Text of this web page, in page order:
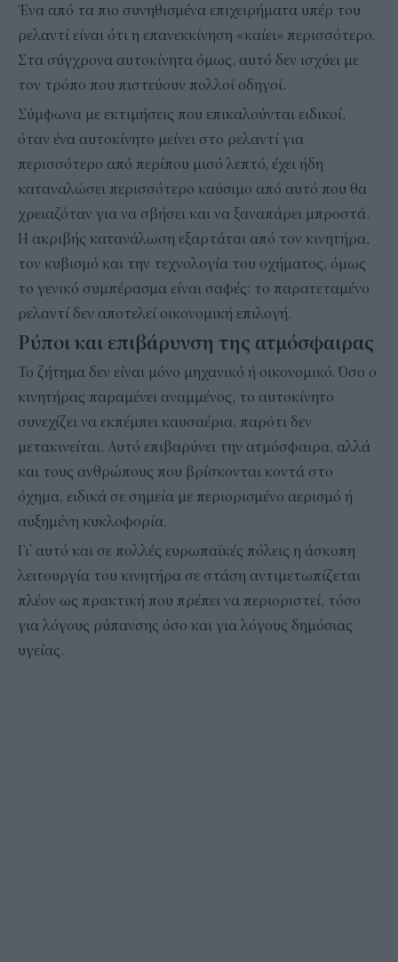
Ένα από τα πιο συνηθισμένα επιχειρήματα υπέρ του
ρελαντί είναι ότι η επανεκκίνηση «καίει» περισσότερο.
Στα σύγχρονα αυτοκίνητα όμως, αυτό δεν ισχύει με
τον τρόπο που πιστεύουν πολλοί οδηγοί.
Σύμφωνα με εκτιμήσεις που επικαλούνται ειδικοί,
όταν ένα αυτοκίνητο μείνει στο ρελαντί για
περισσότερο από περίπου μισό λεπτό, έχει ήδη
καταναλώσει περισσότερο καύσιμο από αυτό που θα
χρειαζόταν για να σβήσει και να ξαναπάρει μπροστά.
Η ακριβής κατανάλωση εξαρτάται από τον κινητήρα,
τον κυβισμό και την τεχνολογία του οχήματος, όμως
το γενικό συμπέρασμα είναι σαφές: το παρατεταμένο
ρελαντί δεν αποτελεί οικονομική επιλογή.
Ρύποι και επιβάρυνση της ατμόσφαιρας
Το ζήτημα δεν είναι μόνο μηχανικό ή οικονομικό. Όσο ο
κινητήρας παραμένει αναμμένος, το αυτοκίνητο
συνεχίζει να εκπέμπει καυσαέρια, παρότι δεν
μετακινείται. Αυτό επιβαρύνει την ατμόσφαιρα, αλλά
και τους ανθρώπους που βρίσκονται κοντά στο
όχημα, ειδικά σε σημεία με περιορισμένο αερισμό ή
αυξημένη κυκλοφορία.
Γι’ αυτό και σε πολλές ευρωπαϊκές πόλεις η άσκοπη
λειτουργία του κινητήρα σε στάση αντιμετωπίζεται
πλέον ως πρακτική που πρέπει να περιοριστεί, τόσο
για λόγους ρύπανσης όσο και για λόγους δημόσιας
υγείας.